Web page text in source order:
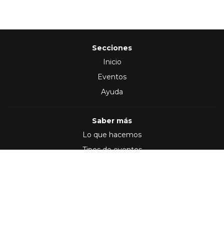
Secciones
Inicio
Eventos
Ayuda
Saber más
Lo que hacemos
Tipos de eventos